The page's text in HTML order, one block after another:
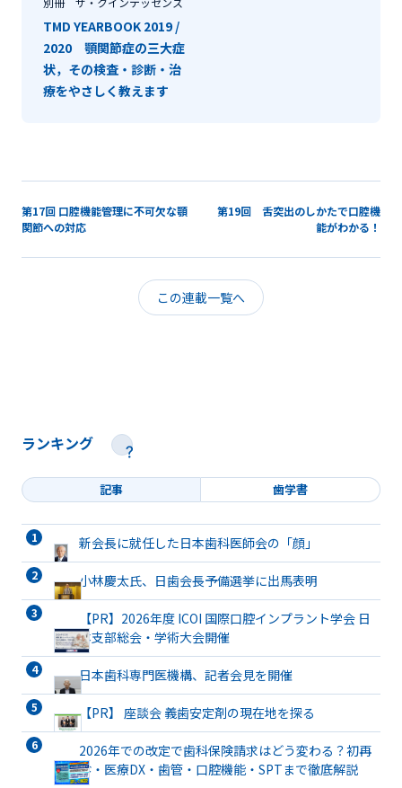
TMD YEARBOOK 2019 /
2020 顎関節症の三大症
状，その検査・診断・治
療をやさしく教えます
第17回 口腔機能管理に不可欠な顎
関節への対応
第19回 舌突出のしかたで口腔機
能がわかる！
この連載一覧へ
ランキング
記事 歯学書
新会長に就任した日本歯科医師会の「顔」
小林慶太氏、日歯会長予備選挙に出馬表明
【PR】2026年度 ICOI 国際口腔インプラント学会 日
本支部総会・学術大会開催
日本歯科専門医機構、記者会見を開催
【PR】 座談会 義歯安定剤の現在地を探る
2026年での改定で歯科保険請求はどう変わる？初再
診・医療DX・歯管・口腔機能・SPTまで徹底解説